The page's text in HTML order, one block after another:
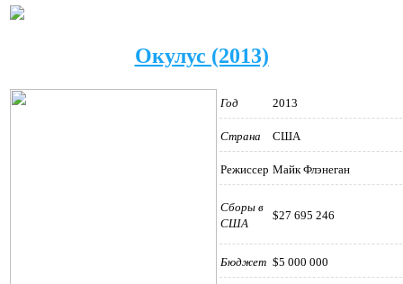
Окулус (2013)
Год 2013
Страна США
Режиссер Майк Флэнеган
Сборы в
США
$27 695 246
Бюджет $5 000 000